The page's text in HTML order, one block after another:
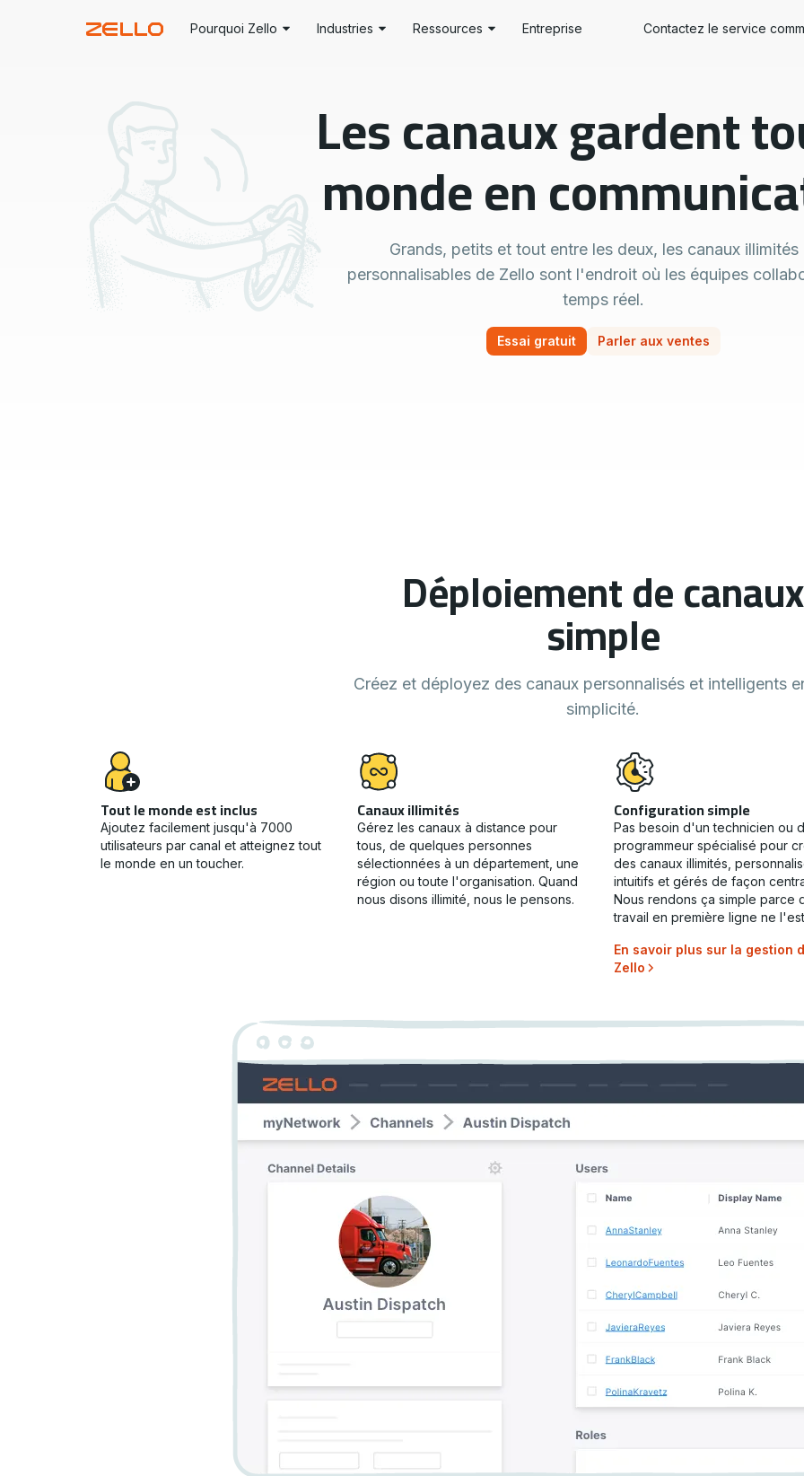
Pourquoi Zello
Remplacement de la Radio
Expédition
Assistance Client
Direction
Zello AI
Transcription
Traductions
Alertes d’urgence
Industries
Transport
Construction
Hospitalité
Ressources
Téléchargements
Blog
Outils de Développement
Portail Partenaire
Centres de Support
Entreprise Contactez le service
Les canaux gardent
monde en
Grands, petits et tout entre les deux, les canaux illimités
personnalisables de Zello sont l'endroit où les équipes
temps réel.
Essai gratuit Parler aux ventes
Déploiement de canaux
simple
Créez et déployez des canaux personnalisés et intelligents
simplicité.
Tout le monde est inclus
Ajoutez facilement jusqu'à 7000
utilisateurs par canal et atteignez tout
le monde en un toucher.
Canaux illimités
Gérez les canaux à distance pour
tous, de quelques personnes
sélectionnées à un département, une
région ou toute l'organisation. Quand
nous disons illimité, nous le pensons.
Configuration simple
Pas besoin d'un technicien ou
programmeur spécialisé pour
des canaux illimités,
intuitifs et gérés de façon
Nous rendons ça simple parce
travail en première ligne ne
En savoir plus sur la gestion
Zello